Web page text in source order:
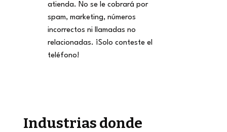
atienda. No se le cobrará por
spam, marketing, números
incorrectos ni llamadas no
relacionadas. ¡Solo conteste el
teléfono!
Industrias donde